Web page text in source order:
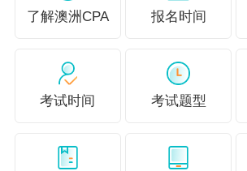
爱 上 学 习 | 拥 抱 未 来
了解澳洲CPA 报名时间
考试时间 考试题型